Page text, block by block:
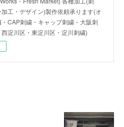
工・デザイン)製作依頼承ります(オ
・CAP刺繍・キャップ刺繍・大阪刺
淀川区・東淀川区・淀川刺繍)